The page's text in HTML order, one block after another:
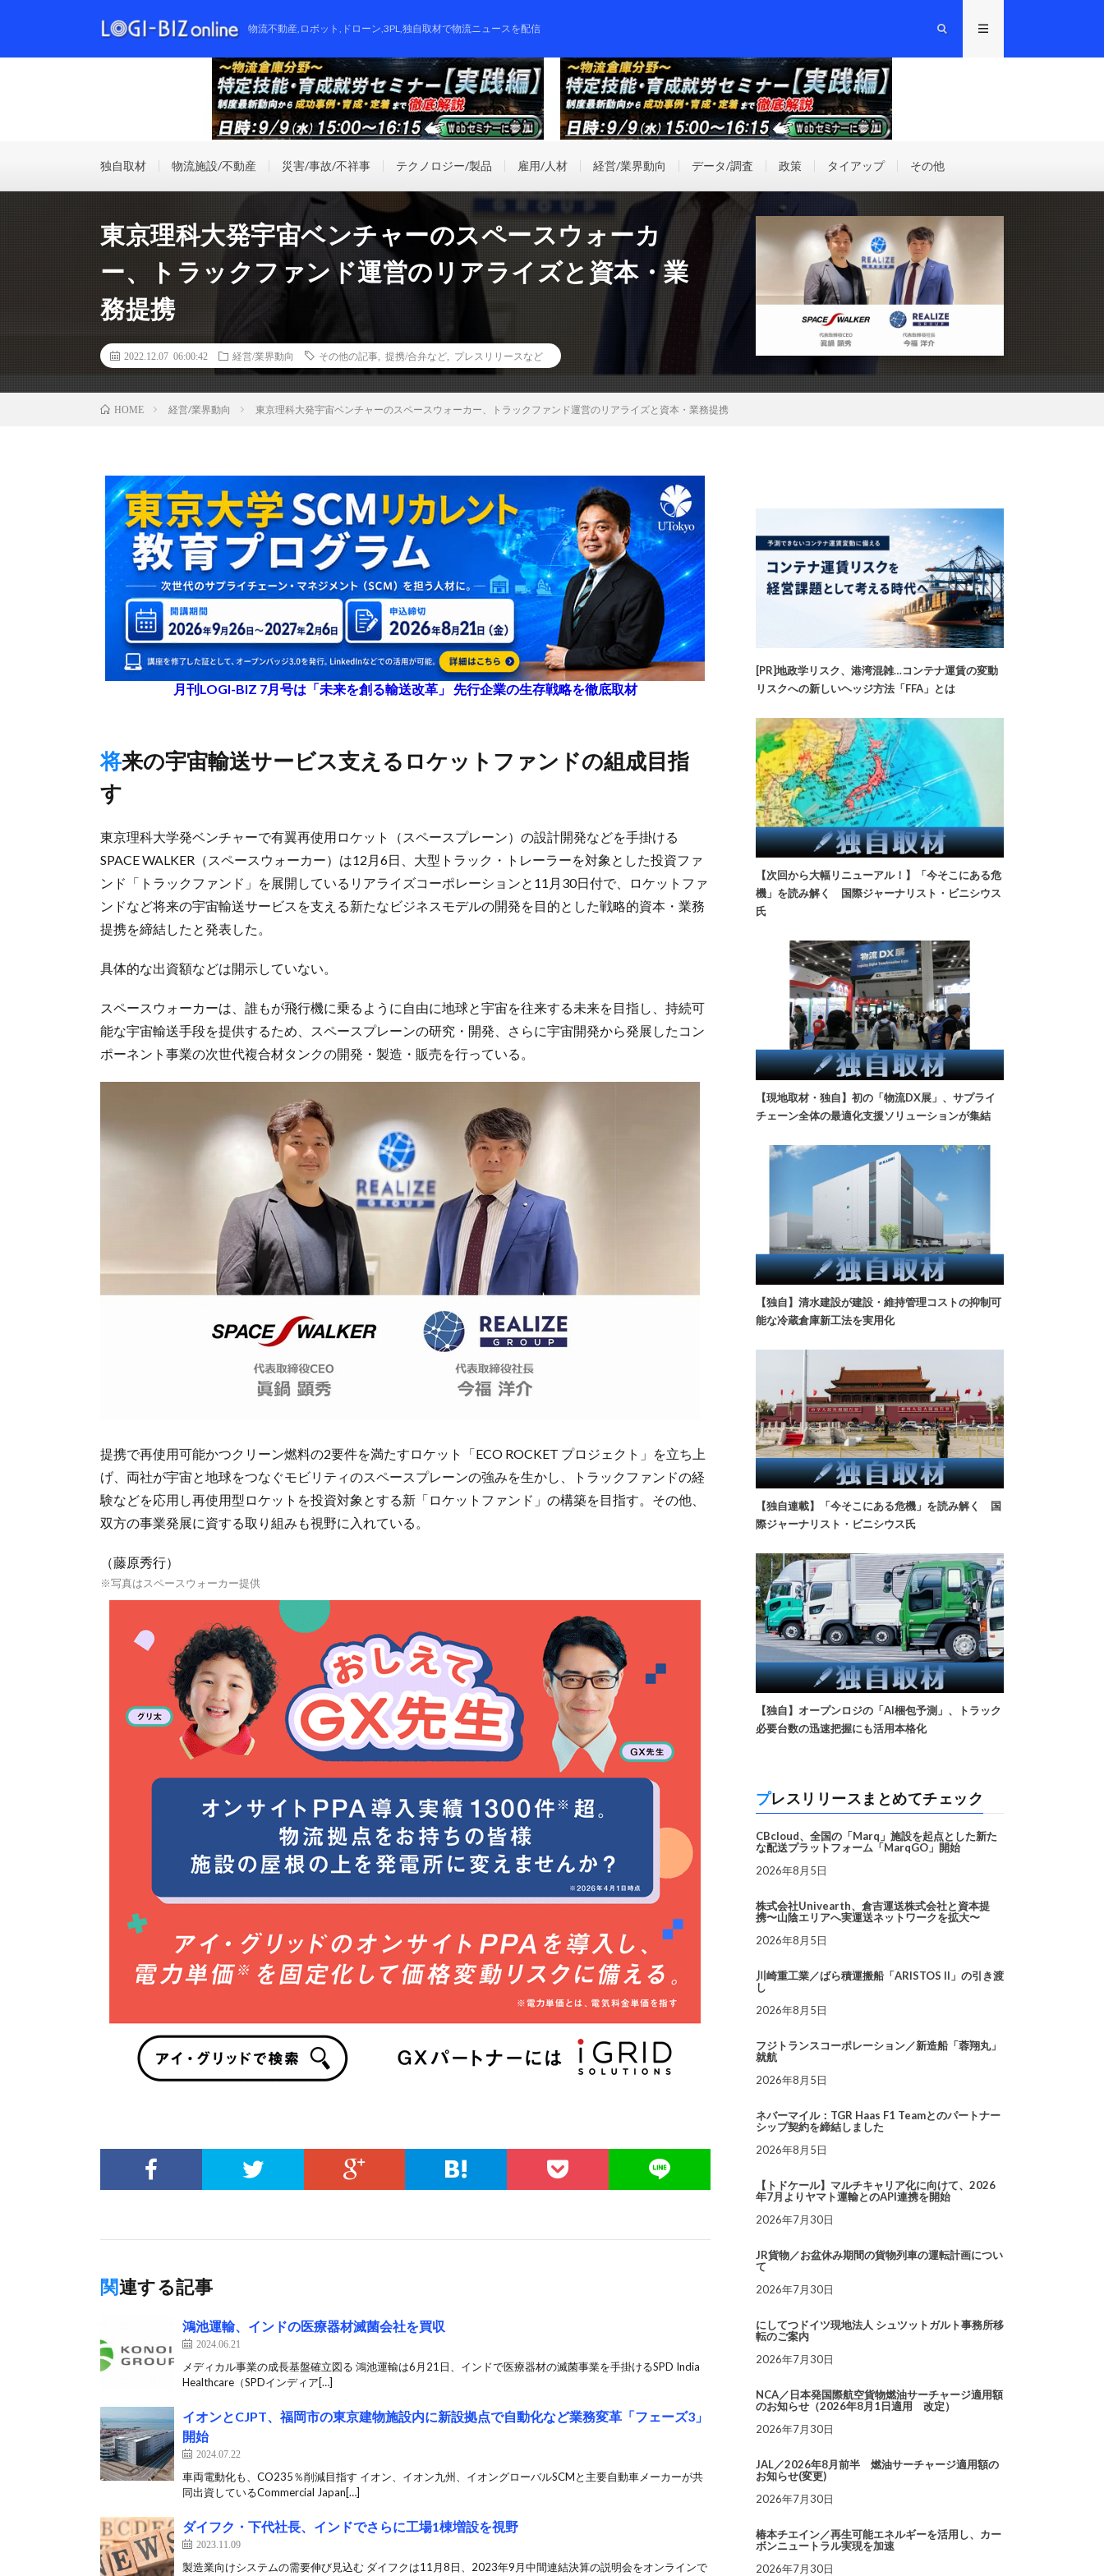
物流不動産,ロボット,ドローン,3PL,独自取材で物流ニュースを配信
独自取材 物流施設/不動産 災害/事故/不祥事 テクノロジー/製品 雇用/人材 経営/業界動向 データ/調査 政策 タイアップ その他
東京理科大発宇宙ベンチャーのスペースウォーカ
ー、トラックファンド運営のリアライズと資本・業
務提携
2022.12.07 06:00:42 経営/業界動向 その他の記事 提携/合弁など プレスリリースなど
HOME 経営/業界動向 東京理科大発宇宙ベンチャーのスペースウォーカー、トラックファンド運営のリアライズと資本・業務提携
月刊LOGI-BIZ 7月号は「未来を創る輸送改革」 先行企業の生存戦略を徹底取材
将来の宇宙輸送サービス支えるロケットファンドの組成目指
す
東京理科大学発ベンチャーで有翼再使用ロケット（スペースプレーン）の設計開発などを手掛ける​
SPACE WALKER（スペースウォーカー）は12月6日、大型トラック・トレーラーを対象とした投資ファ
ンド「トラックファンド」を展開しているリアライズコーポレーションと11月30日付で、ロケットファ
ンドなど将来の宇宙輸送サービスを支える新たなビジネスモデルの開発を目的とした戦略的資本・業務
提携を締結したと発表した。
具体的な出資額などは開示していない。
スペースウォーカーは、誰もが飛行機に乗るように自由に地球と宇宙を往来する未来を目指し、持続可
能な宇宙輸送手段を提供するため、スペースプレーンの研究・開発、さらに宇宙開発から発展したコン
ポーネント事業の次世代複合材タンクの開発・製造・販売を行っている。
提携で再使用可能かつクリーン燃料の2要件を満たすロケット「ECO ROCKET プロジェクト」を立ち上
げ、両社が宇宙と地球をつなぐモビリティのスペースプレーンの強みを生かし、トラックファンドの経
験などを応用し再使用型ロケットを投資対象とする新「ロケットファンド」の構築を目指す。その他、
双方の事業発展に資する取り組みも視野に入れている。
（藤原秀行）
※写真はスペースウォーカー提供
関連する記事
鴻池運輸、インドの医療器材滅菌会社を買収
2024.06.21
メディカル事業の成長基盤確立図る 鴻池運輸は6月21日、インドで医療器材の滅菌事業を手掛けるSPD India
Healthcare（SPDインディア[…]
イオンとCJPT、福岡市の東京建物施設内に新設拠点で自動化など業務変革「フェーズ3」
開始
2024.07.22
車両電動化も、CO235％削減目指す イオン、イオン九州、イオングローバルSCMと主要自動車メーカーが共
同出資しているCommercial Japan[…]
ダイフク・下代社長、インドでさらに工場1棟増設を視野
2023.11.09
製造業向けシステムの需要伸び見込む ダイフクは11月8日、2023年9月中間連結決算の説明会をオンラインで
[PR]地政学リスク、港湾混雑…コンテナ運賃の変動
リスクへの新しいヘッジ方法「FFA」とは
【次回から大幅リニューアル！】「今そこにある危
機」を読み解く 国際ジャーナリスト・ビニシウス
氏
【現地取材・独自】初の「物流DX展」、サプライ
チェーン全体の最適化支援ソリューションが集結
【独自】清水建設が建設・維持管理コストの抑制可
能な冷蔵倉庫新工法を実用化
【独自連載】「今そこにある危機」を読み解く 国
際ジャーナリスト・ビニシウス氏
【独自】オープンロジの「AI梱包予測」、トラック
必要台数の迅速把握にも活用本格化
プレスリリースまとめてチェック
CBcloud、全国の「Marq」施設を起点とした新た
な配送プラットフォーム「MarqGO」開始
2026年8月5日
株式会社Univearth、倉吉運送株式会社と資本提
携〜山陰エリアへ実運送ネットワークを拡大〜
2026年8月5日
川崎重工業／ばら積運搬船「ARISTOS II」の引き渡
し
2026年8月5日
フジトランスコーポレーション／新造船「蓉翔丸」
就航
2026年8月5日
ネバーマイル：TGR Haas F1 Teamとのパートナー
シップ契約を締結しました
2026年8月5日
【トドケール】マルチキャリア化に向けて、2026
年7月よりヤマト運輸とのAPI連携を開始
2026年7月30日
JR貨物／お盆休み期間の貨物列車の運転計画につい
て
2026年7月30日
にしてつドイツ現地法人 シュツットガルト事務所移
転のご案内
2026年7月30日
NCA／日本発国際航空貨物燃油サーチャージ適用額
のお知らせ（2026年8月1日適用 改定）
2026年7月30日
JAL／2026年8月前半 燃油サーチャージ適用額の
お知らせ(変更)
2026年7月30日
椿本チエイン／再生可能エネルギーを活用し、カー
ボンニュートラル実現を加速
2026年7月30日